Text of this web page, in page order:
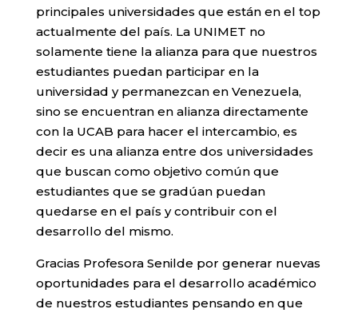
principales universidades que están en el top
actualmente del país. La UNIMET no
solamente tiene la alianza para que nuestros
estudiantes puedan participar en la
universidad y permanezcan en Venezuela,
sino se encuentran en alianza directamente
con la UCAB para hacer el intercambio, es
decir es una alianza entre dos universidades
que buscan como objetivo común que
estudiantes que se gradúan puedan
quedarse en el país y contribuir con el
desarrollo del mismo.
Gracias Profesora Senilde por generar nuevas
oportunidades para el desarrollo académico
de nuestros estudiantes pensando en que